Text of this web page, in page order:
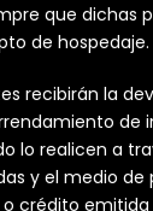
que dichas
de hospedaje.
recibirán la
de
lo realicen a
y el medio de
crédito emitida